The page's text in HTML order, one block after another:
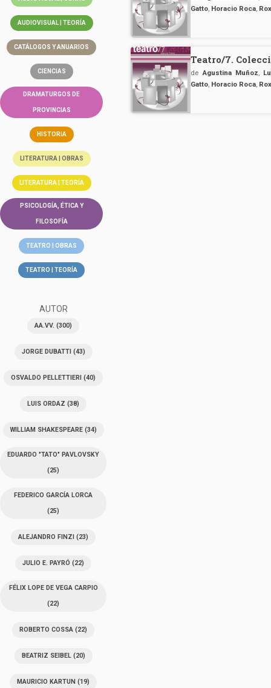
AUDIOVISUAL | TEORÍA
CATÁLOGOS Y ANUARIOS
CIENCIAS
DRAMATURGOS DE
PROVINCIAS
HISTORIA
LITERATURA | OBRAS
LITERATURA | TEORÍA
PSICOLOGÍA, ÉTICA Y
FILOSOFÍA
TEATRO | OBRAS
TEATRO | TEORÍA
AUTOR
AA.VV. (300)
JORGE DUBATTI(43)
OSVALDO PELLETTIERI (40)
LUIS ORDAZ (38)
WILLIAM SHAKESPEARE(34)
EDUARDO "TATO" PAVLOVSKY
(25)
FEDERICO GARCÍA LORCA
(25)
ALEJANDRO FINZI (23)
JULIO E. PAYRÓ (22)
FÉLIX LOPE DE VEGA CARPIO
(22)
ROBERTO COSSA (22)
BEATRIZ SEIBEL(20)
MAURICIO KARTUN (19)
Gatto, Horacio Roca,
Teatro/7.
deAgustina Muñoz,
Gatto, Horacio Roca,